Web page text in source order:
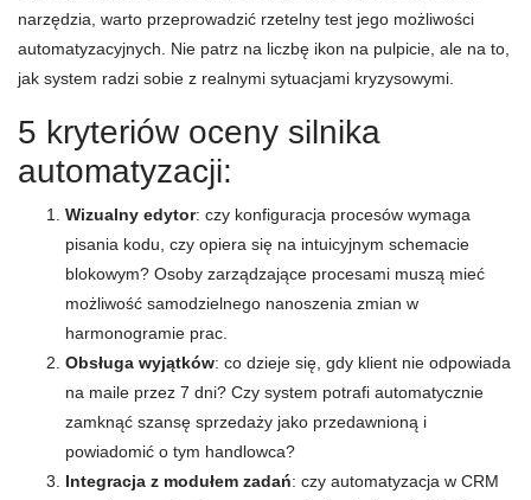
narzędzia, warto przeprowadzić rzetelny test jego możliwości
automatyzacyjnych. Nie patrz na liczbę ikon na pulpicie, ale na to,
jak system radzi sobie z realnymi sytuacjami kryzysowymi.
5 kryteriów oceny silnika
automatyzacji:
Wizualny edytor: czy konfiguracja procesów wymaga
pisania kodu, czy opiera się na intuicyjnym schemacie
blokowym? Osoby zarządzające procesami muszą mieć
możliwość samodzielnego nanoszenia zmian w
harmonogramie prac.
Obsługa wyjątków: co dzieje się, gdy klient nie odpowiada
na maile przez 7 dni? Czy system potrafi automatycznie
zamknąć szansę sprzedaży jako przedawnioną i
powiadomić o tym handlowca?
Integracja z modułem zadań: czy automatyzacja w CRM